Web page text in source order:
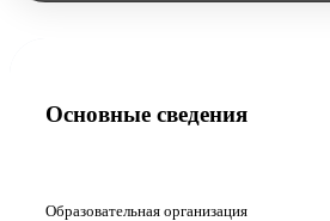
Основные сведения
Образовательная организация